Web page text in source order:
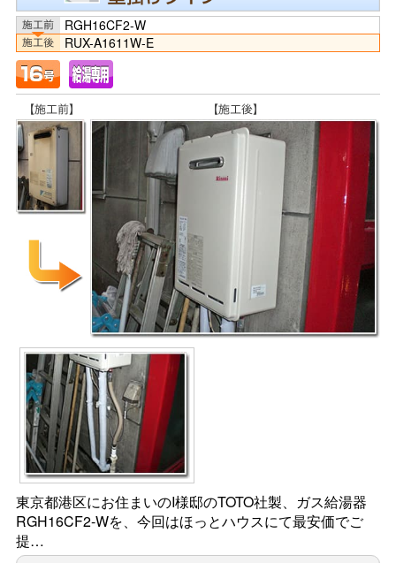
RGH16CF2-W
RUX-A1611W-E
東京都港区にお住まいのI様邸のTOTO社製、ガス給湯器
RGH16CF2-Wを、今回はほっとハウスにて最安価でご
提…